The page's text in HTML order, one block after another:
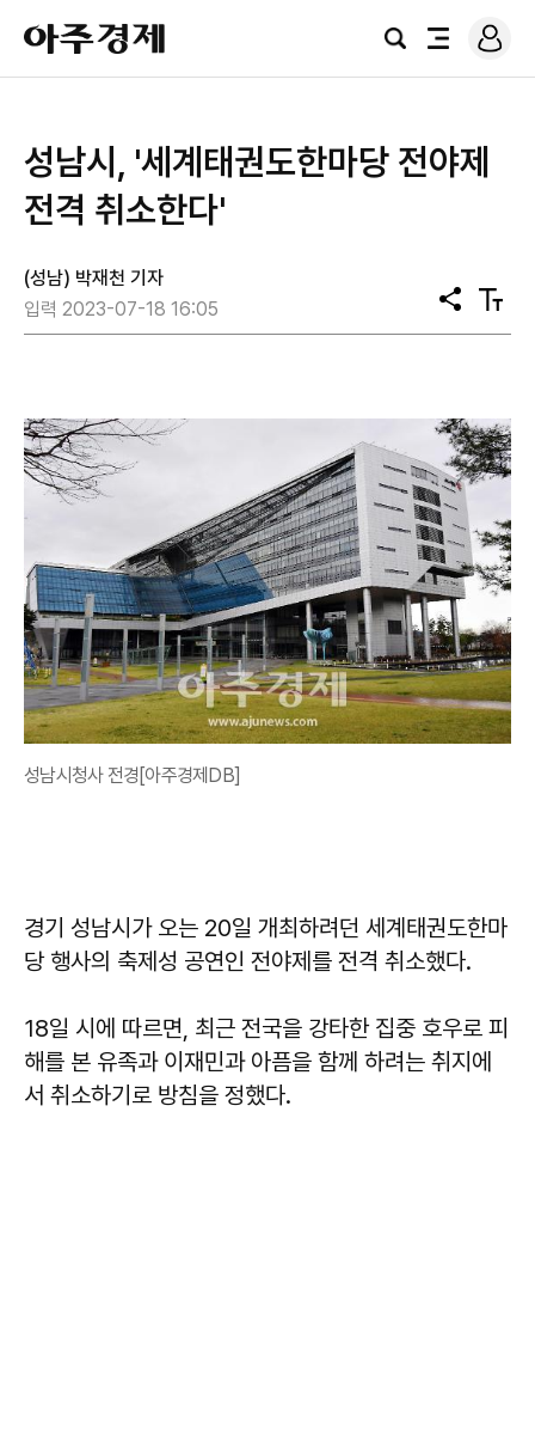
아
주
경
검
전
로
그
​성남시, '세계태권도한마당 전야제
전격 취소한다'
(성남) 박재천 기자
입력 2023-07-18 16:05
공
유
텍
스
성남시청사 전경[아주경제DB]
경기 성남시가 오는 20일 개최하려던 세계태권도한마
당 행사의 축제성 공연인 전야제를 전격 취소했다.
18일 시에 따르면, 최근 전국을 강타한 집중 호우로 피
해를 본 유족과 이재민과 아픔을 함께 하려는 취지에
서 취소하기로 방침을 정했다.